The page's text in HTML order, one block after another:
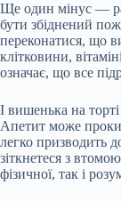
Ще один мінус —
бути збіднений
переконатися, що
клітковини,
означає, що все
І вишенька на
Апетит може
легко призводить
зіткнетеся з
фізичної, так і